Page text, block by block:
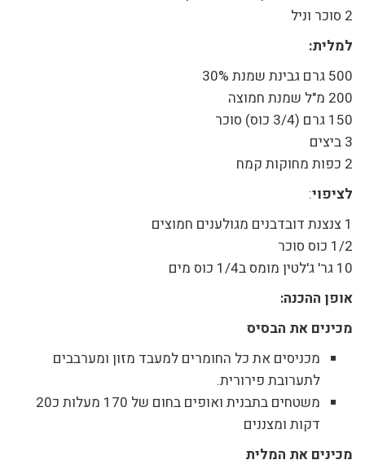
2 סוכר וניל
למלית:
500 גרם גבינת שמנת 30%
200 מ"ל שמנת חמוצה
150 גרם (3/4 כוס) סוכר
3 ביצים
2 כפות מחוקות קמח
לציפוי:
1 צנצנת דובדבנים מגולענים חמוצים
1/2 כוס סוכר
10 גר' ג'לטין מומס ב1/4 כוס מים
אופן ההכנה:
מכינים את הבסיס
מכניסים את כל החומרים למעבד מזון ומערבבים
לתערובת פירורית.
משטחים בתבנית ואופים בחום של 170 מעלות כ20
דקות ומצננים
מכינים את המלית